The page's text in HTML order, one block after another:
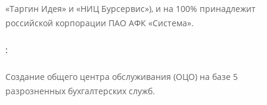
«Таргин Идея» и «НИЦ Бурсервис»), и на 100% принадлежит
российской корпорации ПАО АФК «Система».
:
Создание общего центра обслуживания (ОЦО) на базе 5
разрозненных бухгалтерских служб.